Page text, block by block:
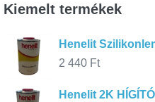
Kiemelt termékek
Henelit
2 440 Ft
Henelit 2K